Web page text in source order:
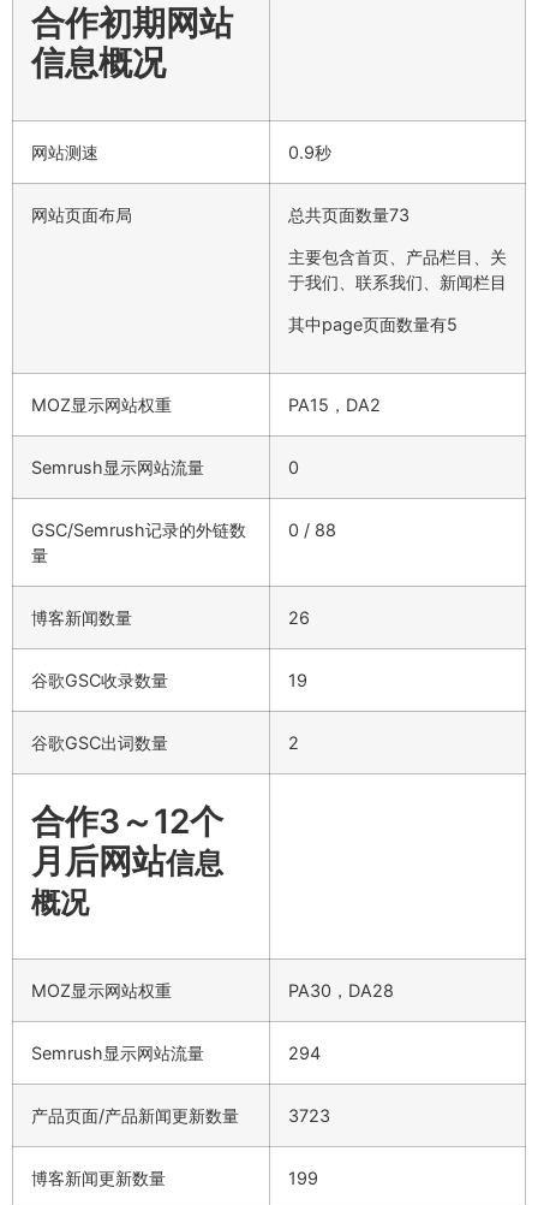
合作初期网站
信息概况
网站测速 0.9秒
网站页面布局 总共页面数量73
主要包含首页、产品栏目、关
于我们、联系我们、新闻栏目
其中page页面数量有5
MOZ显示网站权重 PA15，DA2
Semrush显示网站流量 0
GSC/Semrush记录的外链数
量
0 / 88
博客新闻数量 26
谷歌GSC收录数量 19
谷歌GSC出词数量 2
合作3～12个
月后网站信息
概况
MOZ显示网站权重 PA30，DA28
Semrush显示网站流量 294
产品页面/产品新闻更新数量 3723
博客新闻更新数量 199